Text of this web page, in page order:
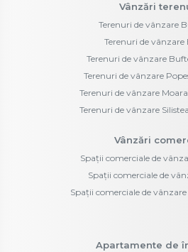
Vânzări
Terenuri de vânzare
Terenuri de vânzare
Terenuri de vânzare
Terenuri de vânzare
Terenuri de vânzare
Terenuri de vânzare
Vânzări
Spații comerciale de
Spații comerciale de
Spații comerciale de
Apartamente de